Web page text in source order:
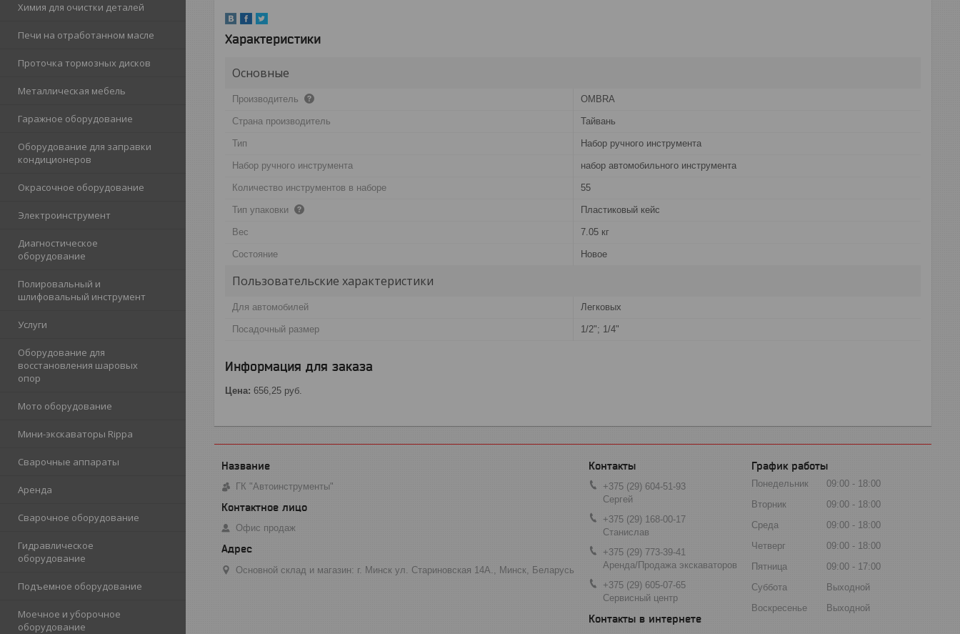
Химия для очистки деталей
Печи на отработанном масле
Проточка тормозных дисков
Металлическая мебель
Гаражное оборудование
Оборудование для заправки
кондиционеров
Окрасочное оборудование
Электроинструмент
Диагностическое
оборудование
Полировальный и
шлифовальный инструмент
Услуги
Оборудование для
восстановления шаровых
опор
Мото оборудование
Мини-экскаваторы Rippa
Сварочные аппараты
Аренда
Сварочное оборудование
Гидравлическое
оборудование
Подъемное оборудование
Моечное и уборочное
оборудование
Характеристики
Основные
Производитель OMBRA
Страна производитель Тайвань
Тип Набор ручного инструмента
Набор ручного инструмента набор автомобильного инструмента
Количество инструментов в наборе 55
Тип упаковки Пластиковый кейс
Вес 7.05 кг
Состояние Новое
Пользовательские характеристики
Для автомобилей Легковых
Посадочный размер 1/2"; 1/4"
Информация для заказа
Цена: 656,25 руб.
ГК "Автоинструменты"
Офис продаж
Основной склад и магазин: г. Минск ул. Стариновская 14А., Минск, Беларусь
+375 (29) 604-51-93
Сергей
+375 (29) 168-00-17
Станислав
+375 (29) 773-39-41
Аренда/Продажа экскаваторов
+375 (29) 605-07-65
Сервисный центр
График работы
Понедельник 09:00
18:00
Вторник
09:00
18:00
Среда
09:00
18:00
Четверг
09:00
18:00
Пятница
09:00
17:00
Суббота
Выходной
Воскресенье
Выходной